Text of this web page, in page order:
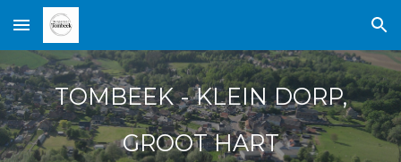
Skip to main content Skip to navigation
TOMBEEK - KLEIN DORP,
GROOT HART